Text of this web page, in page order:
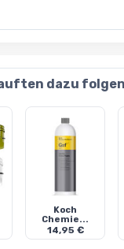
dazu
Koch
Chemie...
14,95 €